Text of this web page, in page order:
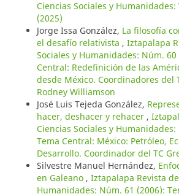
Ciencias Sociales y Humanidades:
(2025)
Jorge Issa González, La filosofía
el desafío relativista , Iztapalapa
Sociales y Humanidades: Núm. 60
Central: Redefinición de las
desde México. Coordinadores del
Rodney Williamson
José Luis Tejeda González,
hacer, deshacer y rehacer ,
Ciencias Sociales y
Tema Central: México: Petróleo,
Desarrollo. Coordinador del TC
Silvestre Manuel Hernández,
en Galeano , Iztapalapa Revista
Humanidades: Núm. 61 (2006):